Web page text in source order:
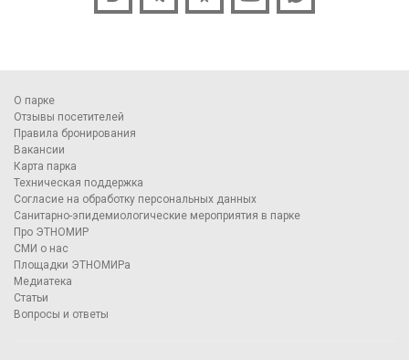
О парке
Отзывы посетителей
Правила бронирования
Вакансии
Карта парка
Техническая поддержка
Согласие на обработку персональных данных
Санитарно-эпидемиологические мероприятия в парке
Про ЭТНОМИР
СМИ о нас
Площадки ЭТНОМИРа
Медиатека
Статьи
Вопросы и ответы